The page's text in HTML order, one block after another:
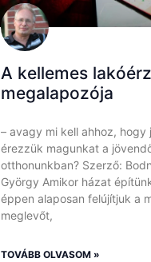
A kellemes
megalapozója
– avagy mi kell ahhoz, hogy
érezzük magunkat a
otthonunkban? Szerző:
György Amikor házat
éppen alaposan felújítjuk a
meglevőt,
TOVÁBB OLVASOM »